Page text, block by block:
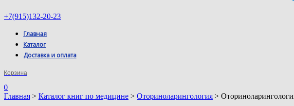
+7(915)132-20-23
Главная
Каталог
Доставка и оплата
Корзина
0
Главная > Каталог книг по медицине > Оториноларингология >